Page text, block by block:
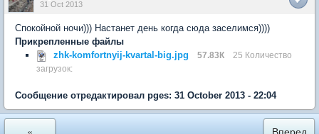
31 Oct 2013
Спокойной ночи))) Настанет день когда сюда заселимся))))
Прикрепленные файлы
zhk-komfortnyij-kvartal-big.jpg
57.83К
25 Количество
загрузок:
Сообщение отредактировал pges: 31 October 2013 - 22:04